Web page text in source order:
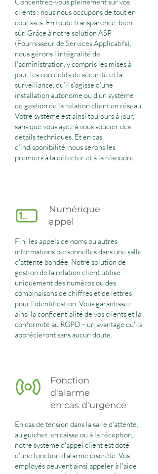
clients : nous nous occupons de tout en
coulisses. En toute transparence, bien
sûr. Grâce à notre solution ASP
(Fournisseur de Services Applicatifs),
nous gérons l’intégralité de
l’administration, y compris les mises à
jour, les correctifs de sécurité et la
surveillance, qu’il s’agisse d’une
installation autonome ou d’un système
de gestion de la relation client en réseau.
Votre système est ainsi toujours à jour,
sans que vous ayez à vous soucier des
détails techniques. Et en cas
d’indisponibilité, nous serons les
premiers à la détecter et à la résoudre.
Numérique
appel
Fini les appels de noms ou autres
informations personnelles dans une salle
d'attente bondée. Notre solution de
gestion de la relation client utilise
uniquement des numéros ou des
combinaisons de chiffres et de lettres
pour l'identification. Vous garantissez
ainsi la confidentialité de vos clients et la
conformité au RGPD – un avantage qu'ils
apprécieront sans aucun doute.
Fonction
d'alarme
en cas d'urgence
En cas de tension dans la salle d'attente,
au guichet, en caisse ou à la réception,
notre système d'appel client est doté
d'une fonction d'alarme discrète. Vos
employés peuvent ainsi appeler à l'aide